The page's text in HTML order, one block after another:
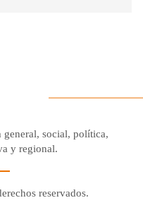
social, política,
y regional.
reservados.